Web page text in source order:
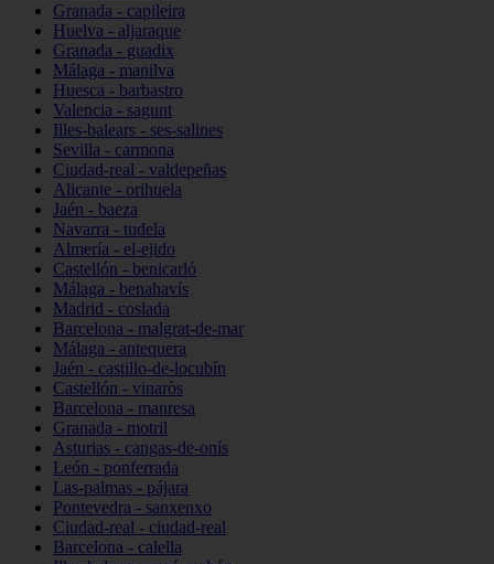
Granada - capileira
Huelva - aljaraque
Granada - guadix
Málaga - manilva
Huesca - barbastro
Valencia - sagunt
Illes-balears - ses-salines
Sevilla - carmona
Ciudad-real - valdepeñas
Alicante - orihuela
Jaén - baeza
Navarra - tudela
Almería - el-ejido
Castellón - benicarló
Málaga - benahavís
Madrid - coslada
Barcelona - malgrat-de-mar
Málaga - antequera
Jaén - castillo-de-locubín
Castellón - vinaròs
Barcelona - manresa
Granada - motril
Asturias - cangas-de-onís
León - ponferrada
Las-palmas - pájara
Pontevedra - sanxenxo
Ciudad-real - ciudad-real
Barcelona - calella